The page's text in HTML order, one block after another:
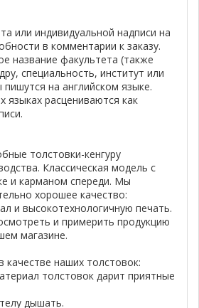
или индивидуальной надписи на
в комментарии к заказу.
название факультета (также
специальность, институт или
на английском языке.
языках расцениваются как
толстовки-кенгуру
Классическая модель с
и карманом спереди. Мы
хорошее качество:
и высокотехнологичную печать.
и примерить продукцию
магазине.
наших толстовок:
толстовок дарит приятные
дышать.